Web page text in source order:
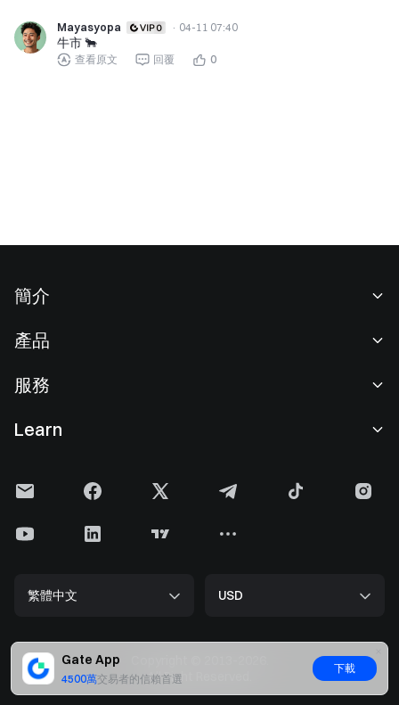
Gate App
4500萬交易者的信賴首選
下載
Mayasyopa · 04-11 07:40
牛市 🐂
查看原文 回覆 0
簡介
新聞中心
Cookie 政策
儲備金
安全方案
GateToken (GT)
產品
現貨交易
理財中心
Alpha
Gate Pay
服務
費率標準
上幣申請
開發者中心（API）
官方驗證渠道
Learn
Gate 快訊
以太坊 (ETH) 升級
大數据
繁體中文 USD
All Right Reserved.